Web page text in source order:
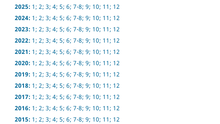
2025: 1; 2; 3; 4; 5; 6; 7-8; 9; 10; 11; 12
2024: 1; 2; 3; 4; 5; 6; 7-8; 9; 10; 11; 12
2023: 1; 2; 3; 4; 5; 6; 7-8; 9; 10; 11; 12
2022: 1; 2; 3; 4; 5; 6; 7-8; 9; 10; 11; 12
2021: 1; 2; 3; 4; 5; 6; 7-8; 9; 10; 11; 12
2020: 1; 2; 3; 4; 5; 6; 7-8; 9; 10; 11; 12
2019: 1; 2; 3; 4; 5; 6; 7-8; 9; 10; 11; 12
2018: 1; 2; 3; 4; 5; 6; 7-8; 9; 10; 11; 12
2017: 1; 2; 3; 4; 5; 6; 7-8; 9; 10; 11; 12
2016: 1; 2; 3; 4; 5; 6; 7-8; 9; 10; 11; 12
2015: 1; 2; 3; 4; 5; 6; 7-8; 9; 10; 11; 12